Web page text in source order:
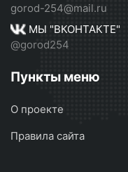
gorod-254@mail.ru
МЫ "ВКОНТАКТЕ"
@gorod254
Пункты меню
О проекте
Правила сайта